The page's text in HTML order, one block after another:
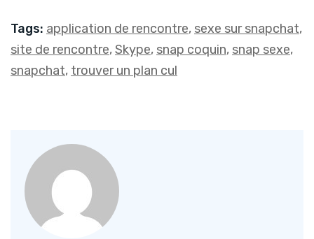
Tags: application de rencontre, sexe sur snapchat,
site de rencontre,Skype, snap coquin, snap sexe,
snapchat, trouver un plan cul